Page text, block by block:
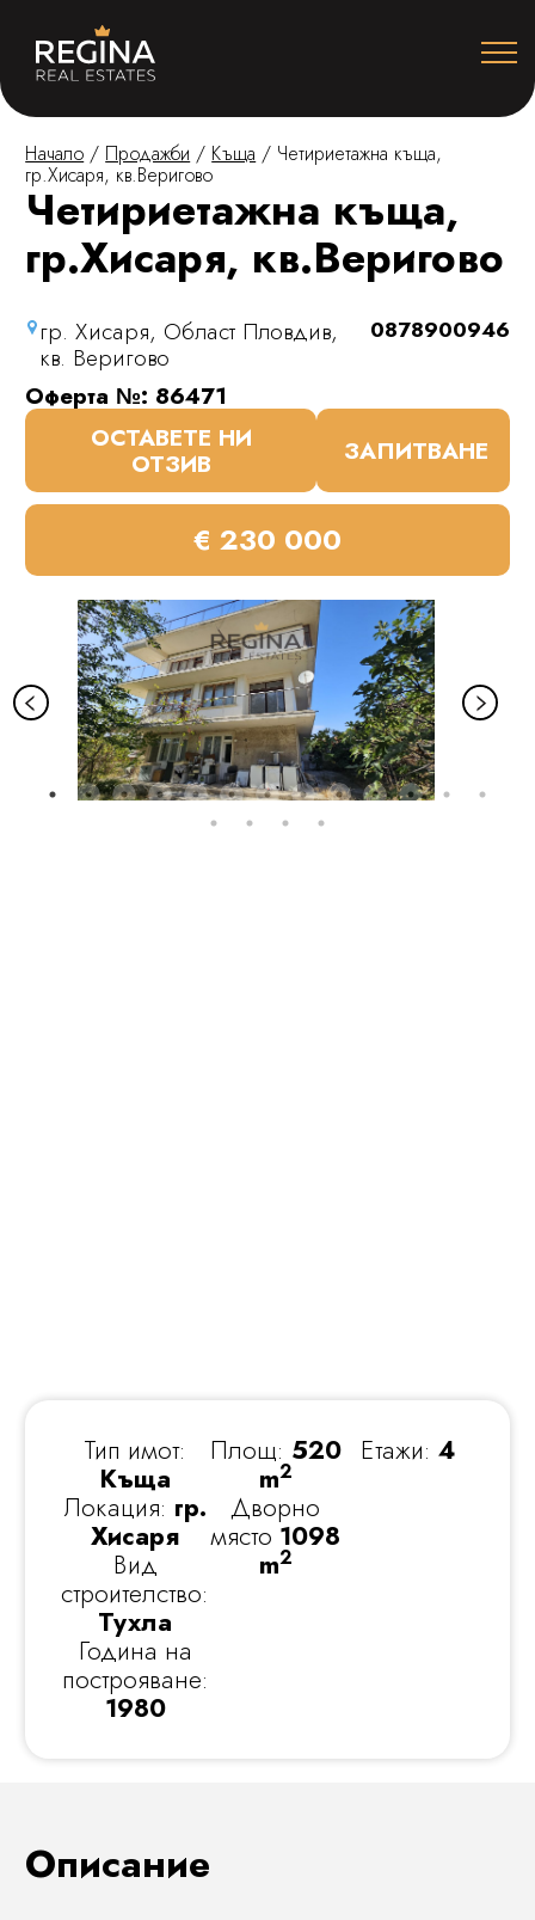
Начало / Продажби / Къща / Четириетажна къща,
гр.Хисаря, кв.Веригово
Четириетажна къща,
гр.Хисаря, кв.Веригово
гр. Хисаря, Област Пловдив,
кв. Веригово
0878900946
Оферта №: 86471
ОСТАВЕТЕ НИ
ОТЗИВ ЗАПИТВАНЕ
€ 230 000
Тип имот:
Къща
Локация: гр.
Хисаря
Вид
строителство:
Тухла
Година на
построяване:
1980
Площ: 520
m2
Дворно
място 1098
m2
Етажи: 4
Описание